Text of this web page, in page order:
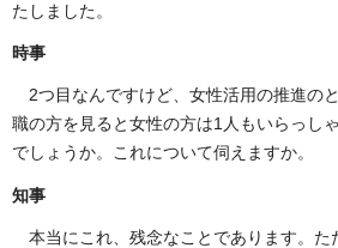
たしました。
時事
2つ目なんですけど、女性活用の推進の
職の方を見ると女性の方は1人もいらっし
でしょうか。これについて伺えますか。
知事
本当にこれ、残念なことであります。た